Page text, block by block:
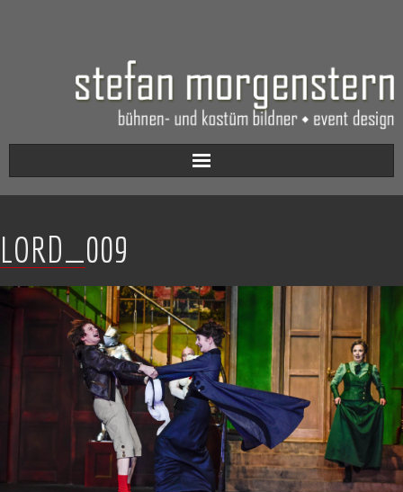
Aktuell
Werkverzeichnis
Biografie
LORD_009